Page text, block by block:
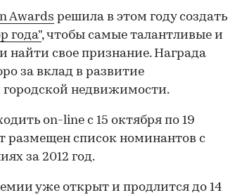
Awards решила в этом году создать
года", чтобы самые талантливые и
найти свое признание. Награда
за вклад в развитие
недвижимости.
on-line с 15 октября по 19
размещен список номинантов с
за 2012 год.
уже открыт и продлится до 14